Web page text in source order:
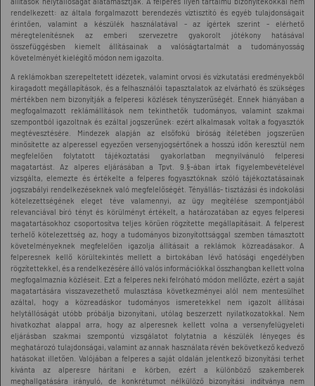
rendelkezett: az általa forgalmazott berendezés víztisztító és egyéb tulajdonságait
érintően, valamint a készülék használatával - az ígértek szerint - elérhető
méregtelenítésnek az emberi szervezetre gyakorolt jótékony hatásával
összefüggésben kiemelt állításainak a valóságtartalmát a tudományosság
követelményét kielégítő módon nem igazolta.
A reklámokban szerepeltetett idézetek, valamint orvosi és vízkutatási eredményekből
kiragadott megállapítások, és a felhasználói tapasztalatok az elvárható és szükséges
mértékben nem bizonyítják a felperesi közlések tényszerűségét. Ennek hiányában a
megfogalmazott reklámállítások nem tekinthetők tudományos, valamint szakmai
szempontból igazoltnak és ezáltal jogszerűnek: ezért alkalmasak voltak a fogyasztók
megtévesztésére. Mindezek alapján az elsőfokú bíróság ítéletében jogszerűen
minősítette az alperessel egyezően versenyjogsértőnek a hosszú időn keresztül nem
megfelelően folytatott tájékoztatási gyakorlatban megnyilvánuló felperesi
magatartást. Az alperes eljárásában a Tpvt. 9.§-ában írtak figyelembevételével
vizsgálta, elemezte és értékelte a felperes fogyasztóknak szóló tájékoztatásainak
jogszabályi rendelkezéseknek való megfelelőségét. Tényállás- tisztázási és indokolási
kötelezettségének eleget téve valamennyi, az ügy megítélése szempontjából
relevanciával bíró tényt és körülményt értékelt, a határozatában az egyes felperesi
magatartásokhoz csoportosítva teljes körűen rögzítette megállapításait. A felperest
terhelő kötelezettség az, hogy a tudományos bizonyítottsággal szemben támasztott
követelményeknek megfelelően igazolja állításait a reklámok közreadásakor. A
felperesnek kellő körültekintés mellett a birtokában lévő hatósági engedélyben
rögzítettekkel, és a rendelkezésére álló valós információkkal összhangban kellett volna
megfogalmaznia közléseit. Ezt a felperes neki felróható módon mellőzte, ezért a saját
magatartására visszavezethető mulasztása következményei alól nem mentesülhet
azáltal, hogy a közreadáskor tudományos ismeretekkel nem igazolt állításai
helytállóságát utóbb próbálja bizonyítani, utólag beszerzett nyilatkozatokkal. Nem
hivatkozhat alappal arra, hogy az alperesnek kellett volna a versenyfelügyeleti
eljárásban szakmai szempontú vizsgálatot folytatnia a készülék lényeges és
meghatározó tulajdonságai, valamint az annak használata révén bekövetkező kedvező
hatásokat illetően. Valójában a felperes a saját oldalán jelentkező bizonyítási terhet
kívánta az alperesre hárítani e körben, ezért a különböző szakemberek
meghallgatására irányuló, de konkrétumot nélkülöző bizonyítási indítványa nem